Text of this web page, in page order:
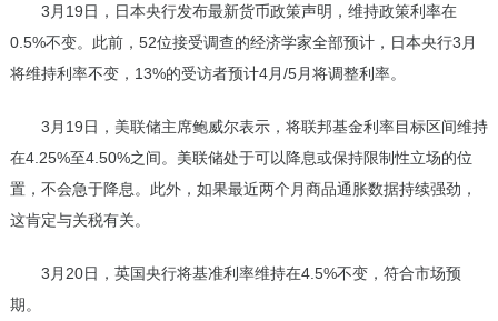
3月19日，日本央行发布最新货币政策声明，维持政策利率在
0.5%不变。此前，52位接受调查的经济学家全部预计，日本央行3月
将维持利率不变，13%的受访者预计4月/5月将调整利率。
3月19日，美联储主席鲍威尔表示，将联邦基金利率目标区间维持
在4.25%至4.50%之间。美联储处于可以降息或保持限制性立场的位
置，不会急于降息。此外，如果最近两个月商品通胀数据持续强劲，
这肯定与关税有关。
3月20日，英国央行将基准利率维持在4.5%不变，符合市场预
期。